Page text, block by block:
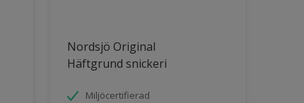
Nordsjö Original
Häftgrund snickeri
Miljöcertifierad